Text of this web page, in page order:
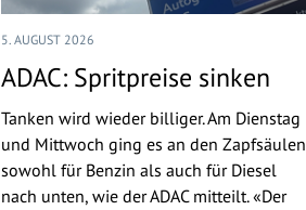
5. AUGUST 2026
ADAC: Spritpreise sinken
Tanken wird wieder billiger. Am Dienstag
und Mittwoch ging es an den Zapfsäulen
sowohl für Benzin als auch für Diesel
nach unten, wie der ADAC mitteilt. «Der